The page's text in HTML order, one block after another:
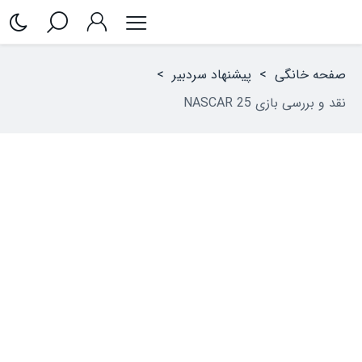
صفحه خانگی > پیشنهاد سردبیر >
نقد و بررسی بازی NASCAR 25